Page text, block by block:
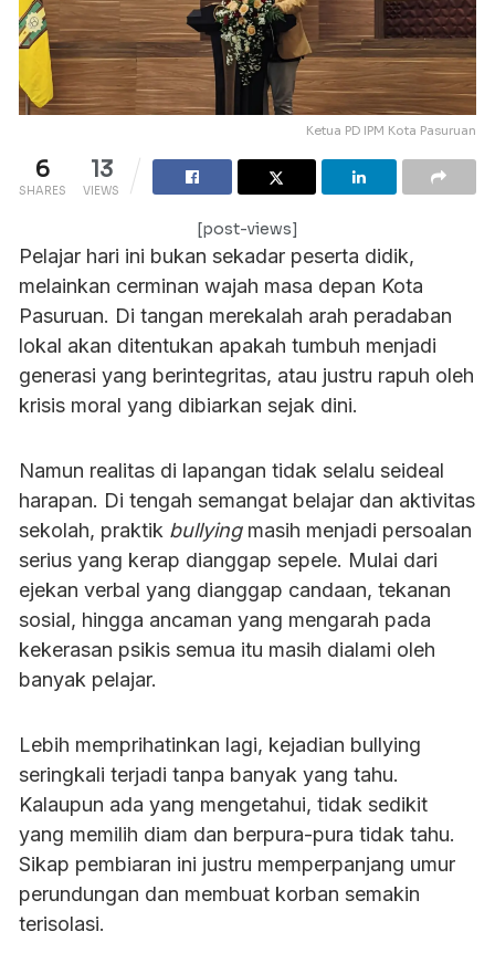
Ketua PD IPM Kota Pasuruan
6
SHARES
13
VIEWS
[post-views]
Pelajar hari ini bukan sekadar peserta didik,
melainkan cerminan wajah masa depan Kota
Pasuruan. Di tangan merekalah arah peradaban
lokal akan ditentukan apakah tumbuh menjadi
generasi yang berintegritas, atau justru rapuh oleh
krisis moral yang dibiarkan sejak dini.
Namun realitas di lapangan tidak selalu seideal
harapan. Di tengah semangat belajar dan aktivitas
sekolah, praktik bullyingmasih menjadi persoalan
serius yang kerap dianggap sepele. Mulai dari
ejekan verbal yang dianggap candaan, tekanan
sosial, hingga ancaman yang mengarah pada
kekerasan psikis semua itu masih dialami oleh
banyak pelajar.
Lebih memprihatinkan lagi, kejadian bullying
seringkali terjadi tanpa banyak yang tahu.
Kalaupun ada yang mengetahui, tidak sedikit
yang memilih diam dan berpura-pura tidak tahu.
Sikap pembiaran ini justru memperpanjang umur
perundungan dan membuat korban semakin
terisolasi.